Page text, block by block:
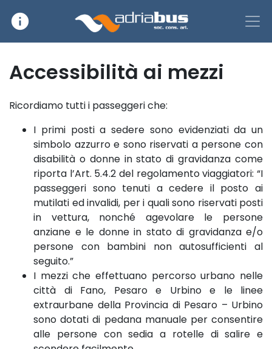
Main Navigation
info
Accessibilità ai mezzi
Ricordiamo tutti i passeggeri che:
I primi posti a sedere sono evidenziati da un
simbolo azzurro e sono riservati a persone con
disabilità o donne in stato di gravidanza come
riporta l’Art. 5.4.2 del regolamento viaggiatori: “I
passeggeri sono tenuti a cedere il posto ai
mutilati ed invalidi, per i quali sono riservati posti
in vettura, nonché agevolare le persone
anziane e le donne in stato di gravidanza e/o
persone con bambini non autosufficienti al
seguito.”
I mezzi che effettuano percorso urbano nelle
città di Fano, Pesaro e Urbino e le linee
extraurbane della Provincia di Pesaro – Urbino
sono dotati di pedana manuale per consentire
alle persone con sedia a rotelle di salire e